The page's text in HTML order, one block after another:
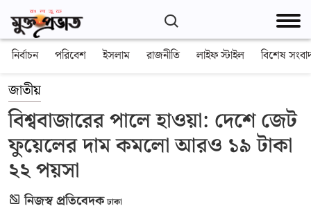
নির্বাচন পরিবেশ ইসলাম রাজনীতি লাইফ স্টাইল বিশেষ
জাতীয়
বিশ্ববাজারের পালে হাওয়া: দেশে জেট
ফুয়েলের দাম কমলো আরও ১৯ টাকা
২২ পয়সা
নিজস্ব প্রতিবেদক ঢাকা